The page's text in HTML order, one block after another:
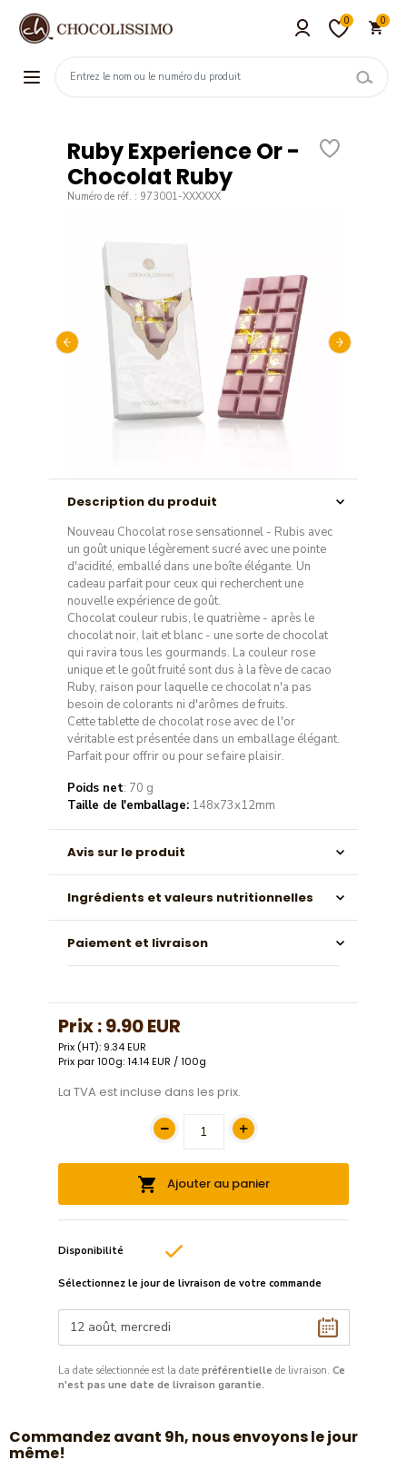
0 0
Ruby Experience Or -
Chocolat Ruby
Numéro de réf. : 973001-XXXXXX
Description du produit
Nouveau Chocolat rose sensationnel - Rubis avec
un goût unique légèrement sucré avec une pointe
d'acidité, emballé dans une boîte élégante. Un
cadeau parfait pour ceux qui recherchent une
nouvelle expérience de goût.
Chocolat couleur rubis, le quatrième - après le
chocolat noir, lait et blanc - une sorte de chocolat
qui ravira tous les gourmands. La couleur rose
unique et le goût fruité sont dus à la fève de cacao
Ruby, raison pour laquelle ce chocolat n'a pas
besoin de colorants ni d'arômes de fruits.
​Cette tablette de chocolat rose avec de l'or
véritable est présentée dans un emballage élégant.
Parfait pour offrir ou pour se faire plaisir.
Poids net: 70 g
Taille de l'emballage: 148x73x12mm
Avis sur le produit
Ingrédients et valeurs nutritionnelles
Paiement et livraison
Prix :9.90 EUR
Prix (HT): 9.34 EUR
Prix par 100g: 14.14 EUR / 100g
La TVA est incluse dans les prix.
Ajouter au panier
Disponibilité
Sélectionnez le jour de livraison de votre commande
La date sélectionnée est la date préférentielle de livraison. Ce
n'est pas une date de livraison garantie.
​Commandez avant 9h, nous envoyons le jour
même!